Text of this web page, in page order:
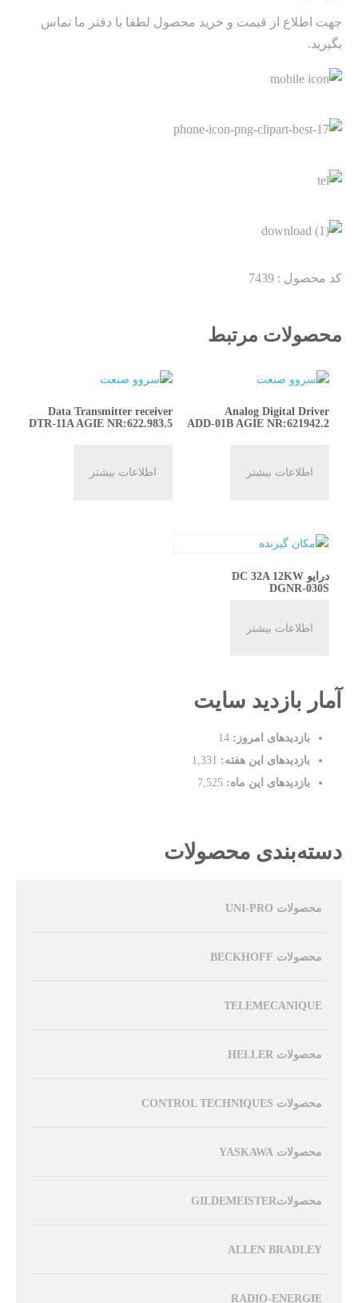
جهت اطلاع از قیمت و خرید محصول لطفا با دفتر ما تماس
بگیرید.
کد محصول : 7439
محصولات مرتبط
Analog Digital Driver
ADD-01B AGIE NR:621942.2
اطلاعات بیشتر
Data Transmitter receiver
DTR-11A AGIE NR:622.983.5
اطلاعات بیشتر
درایو DC 32A 12KW
DGNR-030S
اطلاعات بیشتر
آمار بازدید سایت
بازدیدهای امروز: 14
بازدیدهای این هفته: 1,331
بازدیدهای این ماه: 7,525
دسته‌بندی محصولات
محصولات UNI-PRO
محصولات BECKHOFF
TELEMECANIQUE
محصولات HELLER
محصولات CONTROL TECHNIQUES
محصولات YASKAWA
محصولاتGILDEMEISTER
ALLEN BRADLEY
RADIO-ENERGIE